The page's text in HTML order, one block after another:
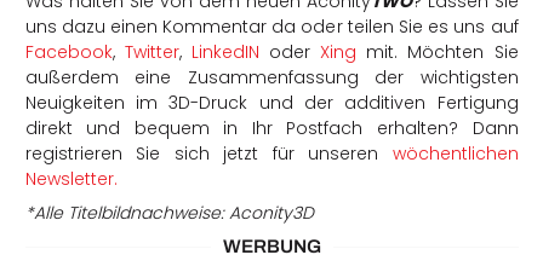
uns dazu einen Kommentar da oder teilen Sie es uns auf
Facebook, Twitter, LinkedIN oderXing mit. Möchten Sie
außerdem eine Zusammenfassung der wichtigsten
Neuigkeiten im 3D-Druck und der additiven Fertigung
direkt und bequem in Ihr Postfach erhalten? Dann
registrieren Sie sich jetzt für unseren wöchentlichen
Newsletter.
*Alle Titelbildnachweise: Aconity3D
WERBUNG